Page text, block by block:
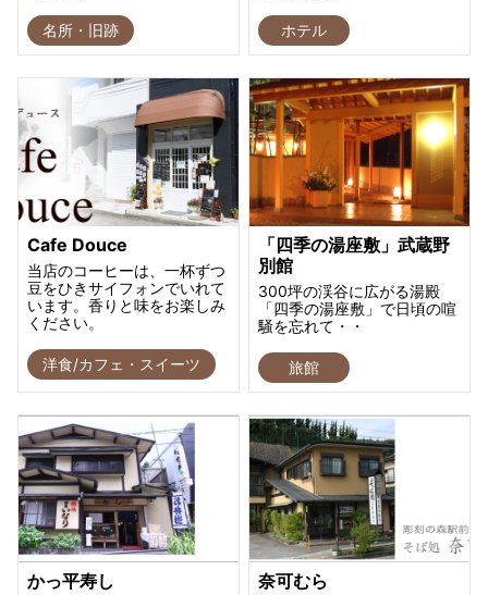
名所・旧跡 ホテル
Cafe Douce
当店のコーヒーは、一杯ずつ
豆をひきサイフォンでいれて
います。香りと味をお楽しみ
ください。
洋食/カフェ・スイーツ
「四季の湯座敷」武蔵野
別館
300坪の渓谷に広がる湯殿
「四季の湯座敷」で日頃の喧
騒を忘れて・・
旅館
かっ平寿し 奈可むら